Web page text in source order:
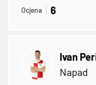
Ocjena 6
Ivan
Napad